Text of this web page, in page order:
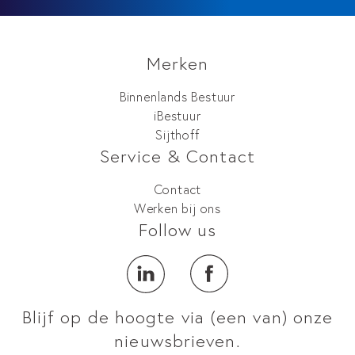
Merken
Binnenlands Bestuur
iBestuur
Sijthoff
Service & Contact
Contact
Werken bij ons
Follow us
Blijf op de hoogte via (een van) onze
nieuwsbrieven.